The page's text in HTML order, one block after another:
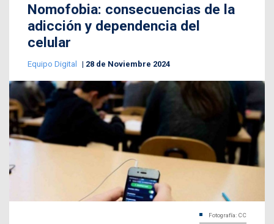
Nomofobia: consecuencias de la
adicción y dependencia del
celular
Equipo Digital 28 de Noviembre 2024
Fotografía: CC